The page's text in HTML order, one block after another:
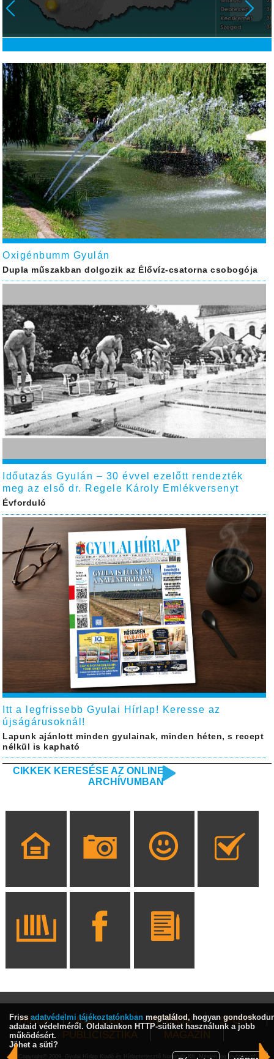
Oxigénbumm Gyulán
Dupla műszakban dolgozik az Élővíz-csatorna csobogója
Időutazás Gyulán – 30 évvel ezelőtt rendezték
meg az első dr. Regele Károly Emlékversenyt
Évforduló
Itt a legfrissebb Gyulai Hírlap! Keresse az
újságárusoknál!
Lapunk ajánlott minden gyulainak, minden héten, s recept
nélkül is kapható
CIKKEK KERESÉSE AZ ONLINE
ARCHÍVUMBAN
HÍREK KULTÚRA INTERJÚ
SPORT
PUBLICISZTIKA
MAGAZIN
Copyright© 2009, Gyulai Hírlap Kiadó és Hírlapterjesztő Nonprofit Kft. Minden jog fenntartva!
Friss adatvédelmi tájékoztatónkban megtalálod, hogyan
adataid védelméről. Oldalainkon HTTP-sütiket használunk a jobb
működésért.
Jöhet a süti?